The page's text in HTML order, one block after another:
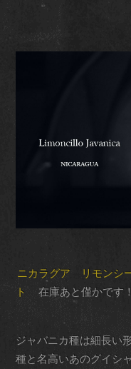
ニカラグア リモンシ
ト
在庫あと僅かです！
ジャバニカ種は細長い
種と名高いあのグイシ